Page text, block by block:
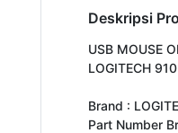
Deskripsi
USB MOUSE
LOGITECH
Brand :
Part Number